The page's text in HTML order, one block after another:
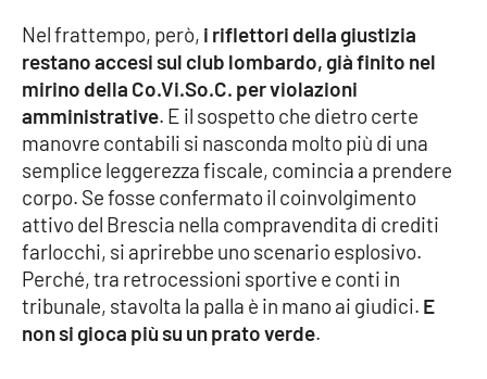
Food
Storie
LAC
NETWORK
Lacplay.it
Lactv.it
Laconair.it
Nel frattempo, però, i riflettori della giustizia
restano accesi sul club lombardo, già finito nel
mirino della Co.Vi.So.C. per violazioni
amministrative. E il sospetto che dietro certe
manovre contabili si nasconda molto più di una
semplice leggerezza fiscale, comincia a prendere
corpo. Se fosse confermato il coinvolgimento
attivo del Brescia nella compravendita di crediti
farlocchi, si aprirebbe uno scenario esplosivo.
Perché, tra retrocessioni sportive e conti in
tribunale, stavolta la palla è in mano ai giudici. E
non si gioca più su un prato verde.